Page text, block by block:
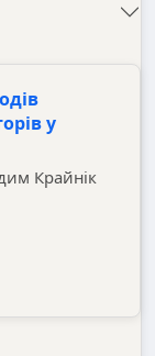
у
Крайнік